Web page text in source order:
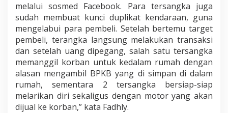
melalui sosmed Facebook. Para tersangka juga
sudah membuat kunci duplikat kendaraan, guna
mengelabui para pembeli. Setelah bertemu target
pembeli, terangka langsung melakukan transaksi
dan setelah uang dipegang, salah satu tersangka
memanggil korban untuk kedalam rumah dengan
alasan mengambil BPKB yang di simpan di dalam
rumah, sementara 2 tersangka bersiap-siap
melarikan diri sekaligus dengan motor yang akan
dijual ke korban,” kata Fadhly.